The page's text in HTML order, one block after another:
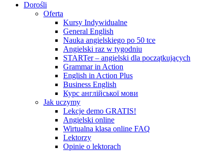
Dorośli
Oferta
Kursy Indywidualne
General English
Nauka angielskiego po 50 tce
Angielski raz w tygodniu
STARTer – angielski dla początkujących
Grammar in Action
English in Action Plus
Business English
Курс англійської мови
Jak uczymy
Lekcje demo GRATIS!
Angielski online
Wirtualna klasa online FAQ
Lektorzy
Opinie o lektorach